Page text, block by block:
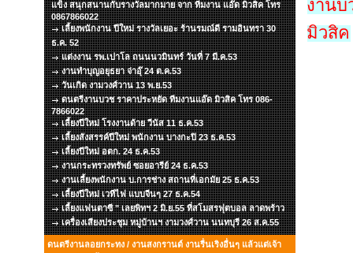
แข็ง สนุกสนานกับรางวัลมากมาย จาก ทีมงาน แอ๊ด มิวสิค โทร
0867866022
เลี้ยงพนักงาน ปีใหม่ รางวัลเยอะ ร้านรมณ์ดี รามอินทรา 30
ธ.ค. 52
แต่งงาน รพ.เปาโล ถนนนวมินทร์ วันที่ 7 มี.ค.53
งานทำบุญอยุธยา จ่าอุ๊ 24 ต.ค.53
วันเกิด งามวงศ์วาน 13 พ.ย.53
ดนตรีงานบวช ราคาประหยัด ทีมงานแอ๊ด มิวสิค โทร 086-
7866022
เลี้ยงปีใหม่ โรงงานด้าย วีนัส 11 ธ.ค.53
เลี้ยงสังสรรค์ปีใหม่ พนักงาน บางกะปิ 23 ธ.ค.53
เลี้ยงปีใหม่ อตก. 24 ธ.ค.53
งานกระทรวงทรัพย์ ซอยอารีย์ 24 ธ.ค.53
งานเลี้ยงพนักงาน บ.การช่าง สถานที่เอกมัย 25 ธ.ค.53
เลี้ยงปีใหม่ เวทีไฟ แบบจีนๆ 27 ธ.ค.54
เลี้ยงแฟนตาซี " เลยพิทฯ 2 มิ.ย.55 ที่สโมสรฟุตบอล ลาดพร้าว
เครื่องเสียงประชุม หมู่บ้านฯ งามวงศ์วาน นนทบุรี 26 ส.ค.55
ดนตรีงานลอยกระทง / งานสงกรานต์ งานรื่นเริงอื่นๆ แล้วแต่เจ้า
งาน
มิวสิค